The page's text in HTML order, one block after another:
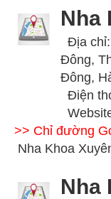
Nha
Địa
Đông,
Đông,
Điện
>> Chỉ đường
Nha Khoa
Nha